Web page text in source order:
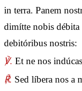
in terra. Panem
dimítte nobis
debitóribus nostris:
℣. Et ne nos
℟. Sed líbera nos a